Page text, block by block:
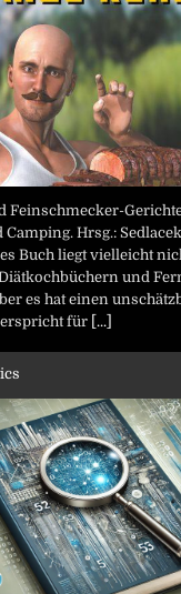
Feinschmecker-
Camping. Hrsg.:
Buch liegt vielleicht
und
es hat einen
für [...]